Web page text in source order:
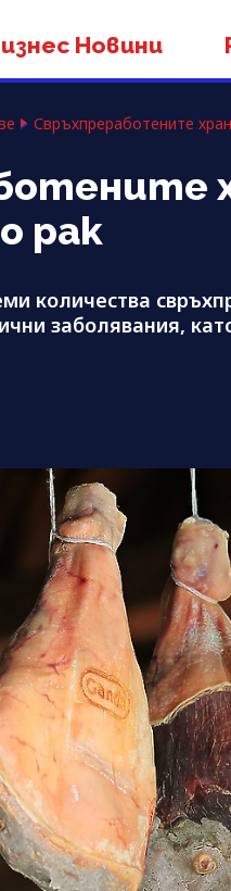
Новини
Свръхпреработените
рак
количества
заболявания,